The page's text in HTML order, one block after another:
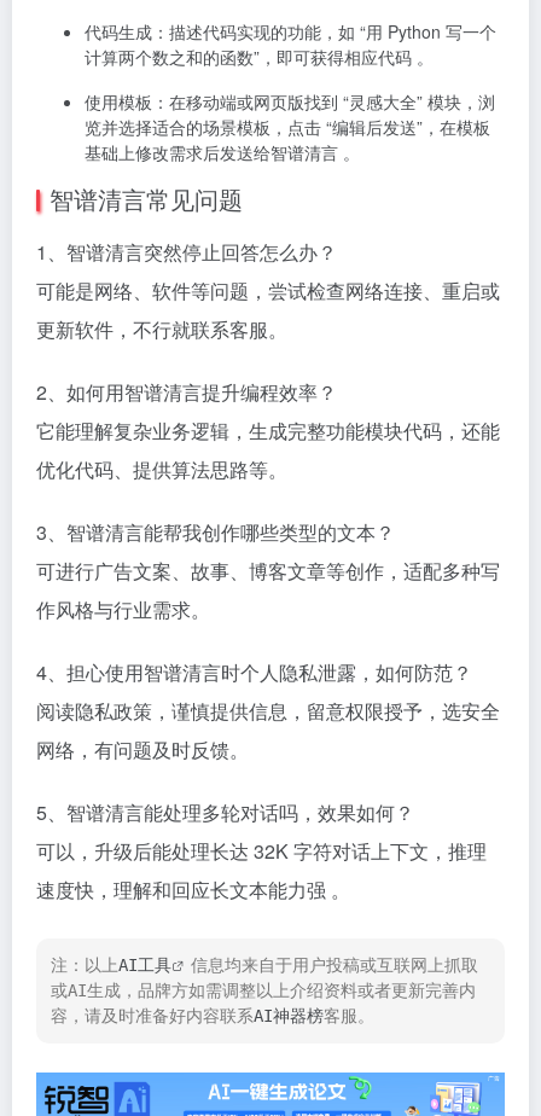
代码生成 ：描述代码实现的功能，如 “用 Python 写一个
计算两个数之和的函数”，即可获得相应代码 。
使用模板 ：在移动端或网页版找到 “灵感大全” 模块，浏
览并选择适合的场景模板，点击 “编辑后发送”，在模板
基础上修改需求后发送给智谱清言 。
智谱清言常见问题
1、智谱清言突然停止回答怎么办？
可能是网络、软件等问题，尝试检查网络连接、重启或
更新软件，不行就联系客服。​
2、如何用智谱清言提升编程效率？
它能理解复杂业务逻辑，生成完整功能模块代码，还能
优化代码、提供算法思路等。​
3、智谱清言能帮我创作哪些类型的文本？
可进行广告文案、故事、博客文章等创作，适配多种写
作风格与行业需求。​
4、担心使用智谱清言时个人隐私泄露，如何防范？
阅读隐私政策，谨慎提供信息，留意权限授予，选安全
网络，有问题及时反馈。​
5、智谱清言能处理多轮对话吗，效果如何？
可以，升级后能处理长达 32K 字符对话上下文，推理
速度快，理解和回应长文本能力强 。
注：以上AI工具
信息均来自于用户投稿或互联网上抓取
或AI生成，品牌方如需调整以上介绍资料或者更新完善内
容，请及时准备好内容联系AI神器榜客服。